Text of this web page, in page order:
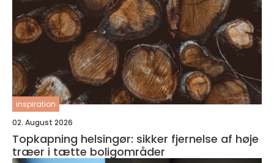
inspiration
02. August 2026
Topkapning helsingør: sikker fjernelse af høje
træer i tætte boligområder